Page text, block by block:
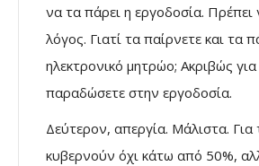
να τα πάρει η εργοδοσία. Πρέπει
λόγος. Γιατί τα παίρνετε και τα
ηλεκτρονικό μητρώο; Ακριβώς
παραδώσετε στην εργοδοσία.
Δεύτερον, απεργία. Μάλιστα.
κυβερνούν όχι κάτω από 50%,